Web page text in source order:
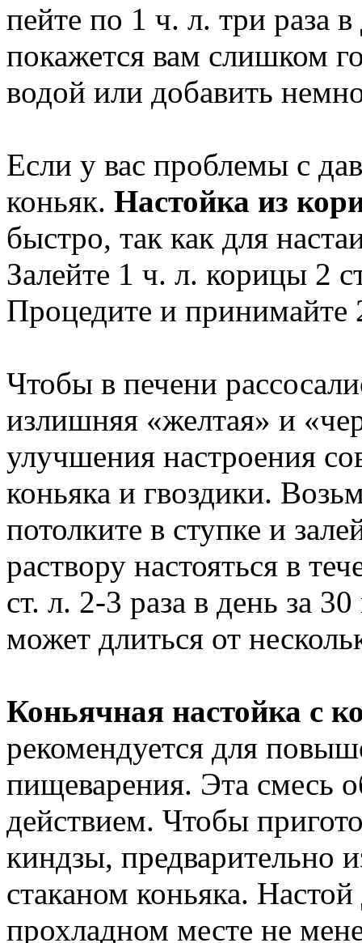
пейте по 1 ч. л. три раза
покажется вам слишком
водой или добавить
Если у вас проблемы с
коньяк. Настойка из
быстро, так как для
Залейте 1 ч. л. корицы 2
Процедите и принимайте
Чтобы в печени
излишняя «желтая» и
улучшения настроения
коньяка и гвоздики.
потолките в ступке и
раствору настояться в
ст. л. 2-3 раза в день за
может длиться от
Коньячная настойка с
рекомендуется для
пищеварения. Эта смесь
действием. Чтобы
киндзы, предварительно
стаканом коньяка.
прохладном месте не